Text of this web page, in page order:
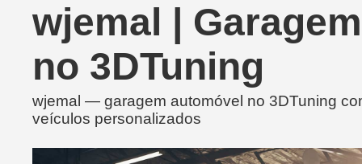
wjemal |
no 3DTuning
wjemal — garagem automóvel no 3DTuning
veículos personalizados